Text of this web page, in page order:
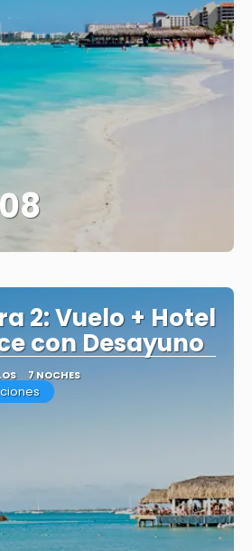
2: Vuelo + Hotel
con Desayuno
7 NOCHES